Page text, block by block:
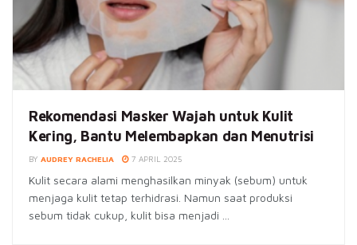
Rekomendasi Masker Wajah untuk Kulit
Kering, Bantu Melembapkan dan Menutrisi
BY AUDREY RACHELIA 7 APRIL 2025
Kulit secara alami menghasilkan minyak (sebum) untuk
menjaga kulit tetap terhidrasi. Namun saat produksi
sebum tidak cukup, kulit bisa menjadi ...